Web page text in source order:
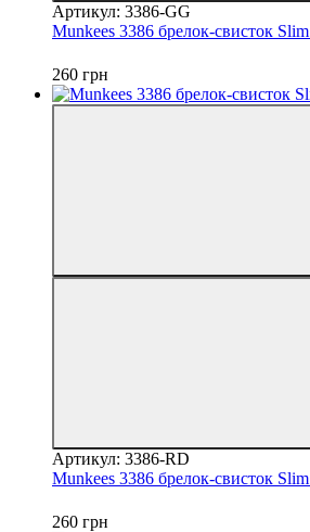
Артикул: 3386-GG
Munkees 3386 брелок-свисток
260 грн
Артикул: 3386-RD
Munkees 3386 брелок-свисток
260 грн